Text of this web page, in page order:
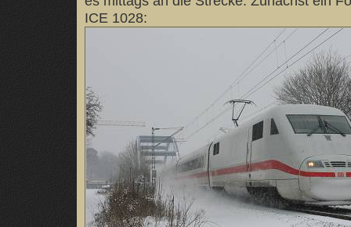
ICE 1028: